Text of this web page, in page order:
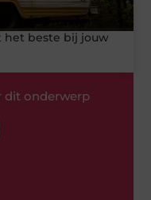
het beste bij jouw
dit onderwerp